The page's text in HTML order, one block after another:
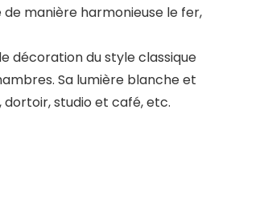
de manière harmonieuse le fer,
décoration du style classique
Sa lumière blanche et
studio et café, etc.